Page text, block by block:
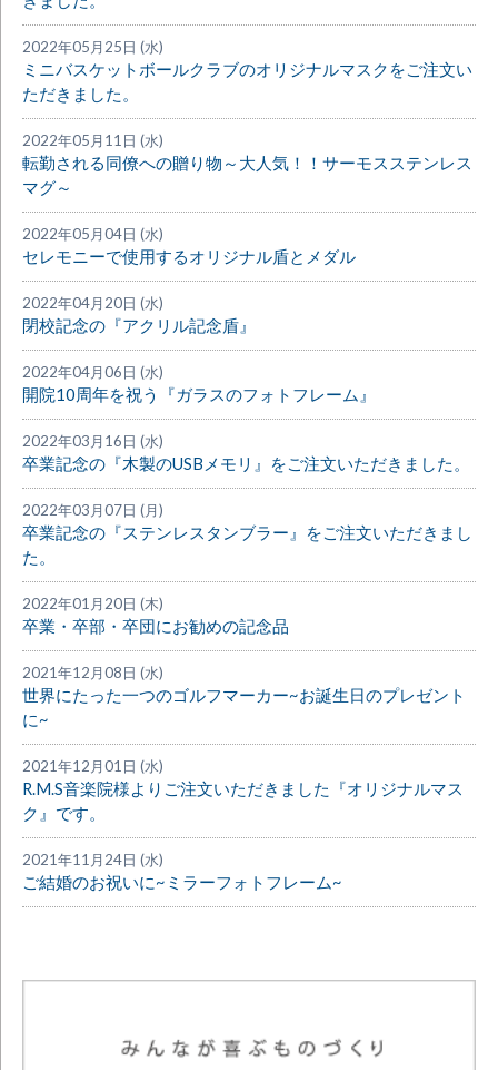
2022年05月25日 (水)
ミニバスケットボールクラブのオリジナルマスクをご注文い
ただきました。
2022年05月11日 (水)
転勤される同僚への贈り物～大人気！！サーモスステンレス
マグ～
2022年05月04日 (水)
セレモニーで使用するオリジナル盾とメダル
2022年04月20日 (水)
閉校記念の『アクリル記念盾』
2022年04月06日 (水)
開院10周年を祝う『ガラスのフォトフレーム』
2022年03月16日 (水)
卒業記念の『木製のUSBメモリ』をご注文いただきました。
2022年03月07日 (月)
卒業記念の『ステンレスタンブラー』をご注文いただきまし
た。
2022年01月20日 (木)
卒業・卒部・卒団にお勧めの記念品
2021年12月08日 (水)
世界にたった一つのゴルフマーカー~お誕生日のプレゼント
に~
2021年12月01日 (水)
R.M.S音楽院様よりご注文いただきました『オリジナルマス
ク』です。
2021年11月24日 (水)
ご結婚のお祝いに~ミラーフォトフレーム~